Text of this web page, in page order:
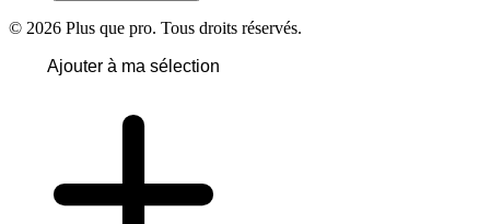
© 2026 Plus que pro. Tous droits réservés.
Ajouter à ma sélection